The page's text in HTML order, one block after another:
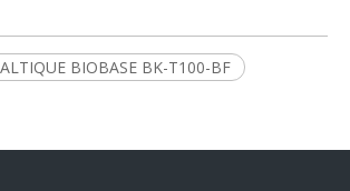
BIOBASE BK-T100-BF